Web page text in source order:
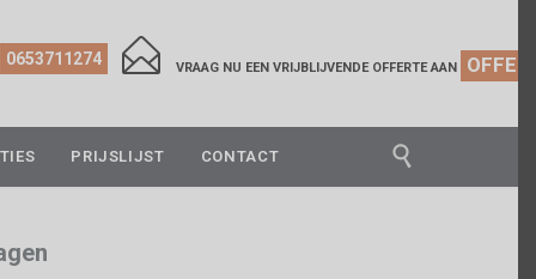
0653711274  VRAAG NU EEN VRIJBLIJVENDE OFFERTE AAN
PRIJSLIJST CONTACT 